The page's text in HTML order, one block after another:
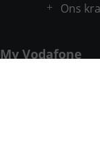
Ons
My Vodafone